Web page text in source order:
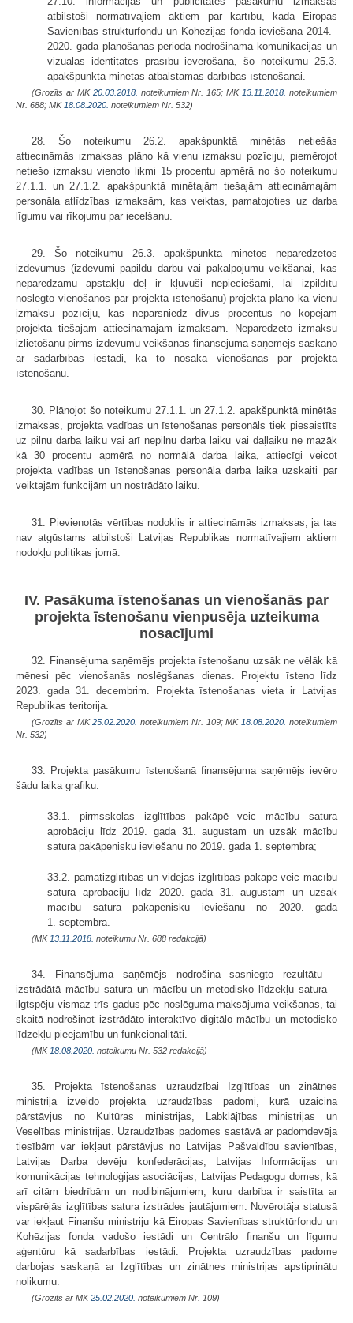
atbilstoši normatīvajiem aktiem par kārtību, kādā Eiropas
Savienības struktūrfondu un Kohēzijas fonda ieviešanā 2014.–
2020. gada plānošanas periodā nodrošināma komunikācijas un
vizuālās identitātes prasību ievērošana, šo noteikumu 25.3.
apakšpunktā minētās atbalstāmās darbības īstenošanai.
(Grozīts ar MK 20.03.2018. noteikumiem Nr. 165; MK13.11.2018. noteikumiem
Nr. 688; MK18.08.2020. noteikumiem Nr. 532)
28. Šo noteikumu 26.2. apakšpunktā minētās netiešās
attiecināmās izmaksas plāno kā vienu izmaksu pozīciju, piemērojot
netiešo izmaksu vienoto likmi 15 procentu apmērā no šo noteikumu
27.1.1. un 27.1.2. apakšpunktā minētajām tiešajām attiecināmajām
personāla atlīdzības izmaksām, kas veiktas, pamatojoties uz darba
līgumu vai rīkojumu par iecelšanu.
29. Šo noteikumu 26.3. apakšpunktā minētos neparedzētos
izdevumus (izdevumi papildu darbu vai pakalpojumu veikšanai, kas
neparedzamu apstākļu dēļ ir kļuvuši nepieciešami, lai izpildītu
noslēgto vienošanos par projekta īstenošanu) projektā plāno kā vienu
izmaksu pozīciju, kas nepārsniedz divus procentus no kopējām
projekta tiešajām attiecināmajām izmaksām. Neparedzēto izmaksu
izlietošanu pirms izdevumu veikšanas finansējuma saņēmējs saskaņo
ar sadarbības iestādi, kā to nosaka vienošanās par projekta
īstenošanu.
30. Plānojot šo noteikumu 27.1.1. un 27.1.2. apakšpunktā minētās
izmaksas, projekta vadības un īstenošanas personāls tiek piesaistīts
uz pilnu darba laiku vai arī nepilnu darba laiku vai daļlaiku ne mazāk
kā 30 procentu apmērā no normālā darba laika, attiecīgi veicot
projekta vadības un īstenošanas personāla darba laika uzskaiti par
veiktajām funkcijām un nostrādāto laiku.
31. Pievienotās vērtības nodoklis ir attiecināmās izmaksas, ja tas
nav atgūstams atbilstoši Latvijas Republikas normatīvajiem aktiem
nodokļu politikas jomā.
IV. Pasākuma īstenošanas un vienošanās par
projekta īstenošanu vienpusēja uzteikuma
nosacījumi
32. Finansējuma saņēmējs projekta īstenošanu uzsāk ne vēlāk kā
mēnesi pēc vienošanās noslēgšanas dienas. Projektu īsteno līdz
2023. gada 31. decembrim. Projekta īstenošanas vieta ir Latvijas
Republikas teritorija.
(Grozīts ar MK25.02.2020. noteikumiem Nr. 109; MK 18.08.2020. noteikumiem
Nr. 532)
33. Projekta pasākumu īstenošanā finansējuma saņēmējs ievēro
šādu laika grafiku:
33.1. pirmsskolas izglītības pakāpē veic mācību satura
aprobāciju līdz 2019. gada 31. augustam un uzsāk mācību
satura pakāpenisku ieviešanu no 2019. gada 1. septembra;
33.2. pamatizglītības un vidējās izglītības pakāpē veic mācību
satura aprobāciju līdz 2020. gada 31. augustam un uzsāk
mācību satura pakāpenisku ieviešanu no 2020. gada
1. septembra.
(MK 13.11.2018. noteikumu Nr. 688 redakcijā)
34. Finansējuma saņēmējs nodrošina sasniegto rezultātu –
izstrādātā mācību satura un mācību un metodisko līdzekļu satura –
ilgtspēju vismaz trīs gadus pēc noslēguma maksājuma veikšanas, tai
skaitā nodrošinot izstrādāto interaktīvo digitālo mācību un metodisko
līdzekļu pieejamību un funkcionalitāti.
(MK 18.08.2020. noteikumu Nr. 532 redakcijā)
35. Projekta īstenošanas uzraudzībai Izglītības un zinātnes
ministrija izveido projekta uzraudzības padomi, kurā uzaicina
pārstāvjus no Kultūras ministrijas, Labklājības ministrijas un
Veselības ministrijas. Uzraudzības padomes sastāvā ar padomdevēja
tiesībām var iekļaut pārstāvjus no Latvijas Pašvaldību savienības,
Latvijas Darba devēju konfederācijas, Latvijas Informācijas un
komunikācijas tehnoloģijas asociācijas, Latvijas Pedagogu domes, kā
arī citām biedrībām un nodibinājumiem, kuru darbība ir saistīta ar
vispārējās izglītības satura izstrādes jautājumiem. Novērotāja statusā
var iekļaut Finanšu ministriju kā Eiropas Savienības struktūrfondu un
Kohēzijas fonda vadošo iestādi un Centrālo finanšu un līgumu
aģentūru kā sadarbības iestādi. Projekta uzraudzības padome
darbojas saskaņā ar Izglītības un zinātnes ministrijas apstiprinātu
nolikumu.
(Grozīts ar MK25.02.2020. noteikumiem Nr. 109)